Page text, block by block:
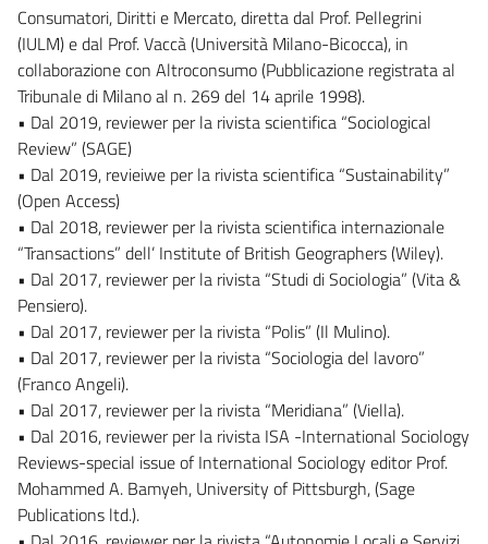
Consumatori, Diritti e Mercato, diretta dal Prof. Pellegrini
(IULM) e dal Prof. Vaccà (Università Milano-Bicocca), in
collaborazione con Altroconsumo (Pubblicazione registrata al
Tribunale di Milano al n. 269 del 14 aprile 1998).
• Dal 2019, reviewer per la rivista scientifica “Sociological
Review” (SAGE)
• Dal 2019, revieiwe per la rivista scientifica “Sustainability”
(Open Access)
• Dal 2018, reviewer per la rivista scientifica internazionale
“Transactions” dell’ Institute of British Geographers (Wiley).
• Dal 2017, reviewer per la rivista “Studi di Sociologia” (Vita &
Pensiero).
• Dal 2017, reviewer per la rivista “Polis” (Il Mulino).
• Dal 2017, reviewer per la rivista “Sociologia del lavoro”
(Franco Angeli).
• Dal 2017, reviewer per la rivista “Meridiana” (Viella).
• Dal 2016, reviewer per la rivista ISA -International Sociology
Reviews-special issue of International Sociology editor Prof.
Mohammed A. Bamyeh, University of Pittsburgh, (Sage
Publications ltd.).